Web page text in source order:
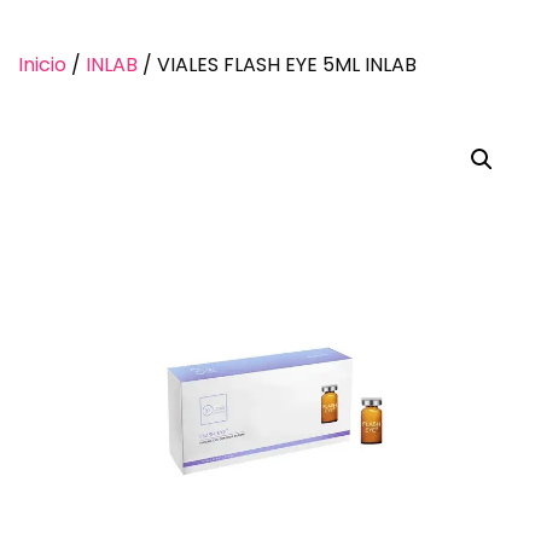
Inicio / INLAB / VIALES FLASH EYE 5ML INLAB